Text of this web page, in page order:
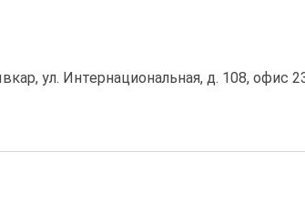
ул. Интернациональная, д. 108, офис